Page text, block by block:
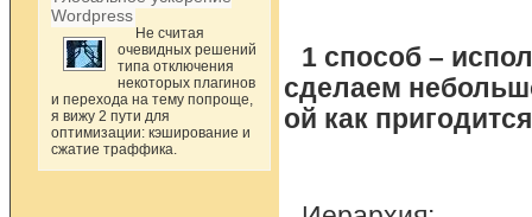
Wordpress
Не считая
очевидных решений
типа отключения
некоторых плагинов
и перехода на тему попроще,
я вижу 2 пути для
оптимизации: кэширование и
сжатие траффика.
1 способ –
сделаем
ой как